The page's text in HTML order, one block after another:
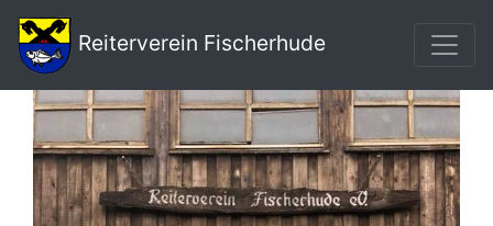
Reiterverein Fischerhude